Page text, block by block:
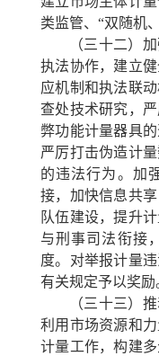
类监管、“双随机
（三十二）
执法协作，建立
应机制和执法联
查处技术研究，
弊功能计量器具
严厉打击伪造计
的违法行为。加
接，加快信息共
队伍建设，提升
与刑事司法衔接
度。对举报计量
有关规定予以奖励
（三十三）
利用市场资源和
计量工作，构建